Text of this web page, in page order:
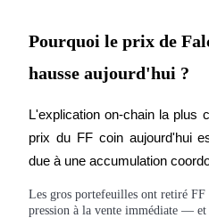
Guide
Guide de démarrage des
Pourquoi le prix de
hausse aujourd'hui ?
L'explication on-chain la plus
prix du FF coin aujourd'hui
due à une accumulation
Les gros portefeuilles ont retiré FF
pression à la vente immédiate — et